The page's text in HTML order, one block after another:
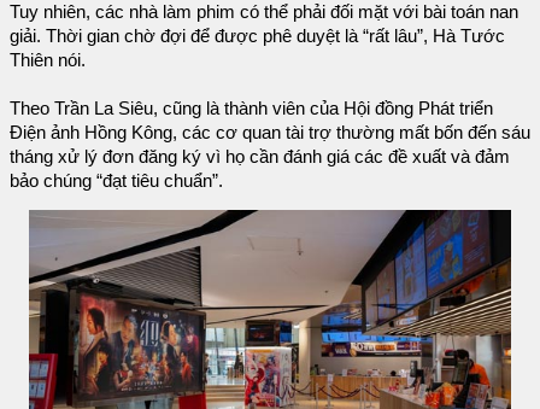
Tuy nhiên, các nhà làm phim có thể phải đối mặt với bài toán nan
giải. Thời gian chờ đợi để được phê duyệt là “rất lâu”, Hà Tước
Thiên nói.
Theo Trần La Siêu, cũng là thành viên của Hội đồng Phát triển
Điện ảnh Hồng Kông, các cơ quan tài trợ thường mất bốn đến sáu
tháng xử lý đơn đăng ký vì họ cần đánh giá các đề xuất và đảm
bảo chúng “đạt tiêu chuẩn”.